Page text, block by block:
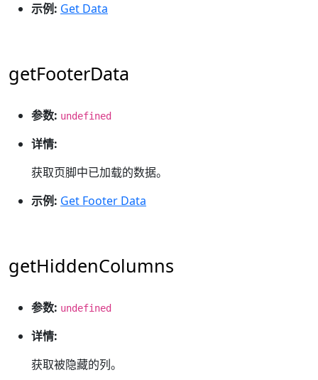
示例: Get Data
getFooterData
参数: undefined
详情:
获取页脚中已加载的数据。
示例: Get Footer Data
getHiddenColumns
参数: undefined
详情:
获取被隐藏的列。